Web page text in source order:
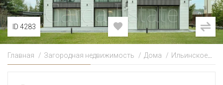
ID 4283
Главная Загородная недвижимость Дома Ильинское